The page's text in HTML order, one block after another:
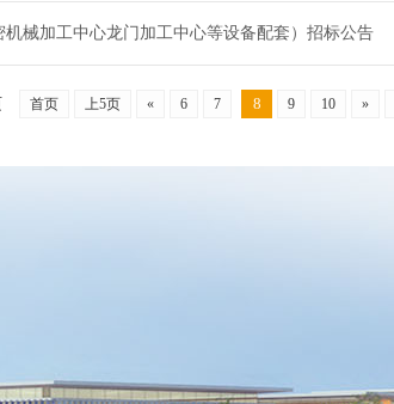
械加工中心龙门加工中心等设备配套）招标公告
首页 上5页 « 6 7 8 9 10 »